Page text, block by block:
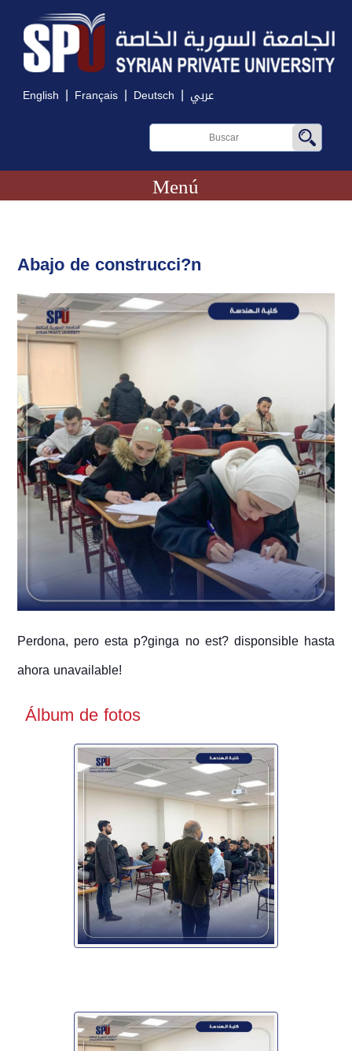
English | Français | Deutsch | عربي
Menú
Abajo de construcci?n
Perdona, pero esta p?ginga no est? disponsible hasta
ahora unavailable!
Álbum de fotos